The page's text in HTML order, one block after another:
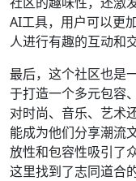
AI工具，用户可以更
人进行有趣的互动和交
最后，这个社区也是
于打造一个多元包容
对时尚、音乐、艺术
能成为他们分享潮流
放性和包容性吸引了
这里找到了志同道合